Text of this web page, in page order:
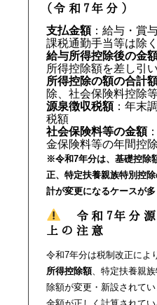
(令和7年分)
支払金額：給与・賞
課税通勤手当等は除く
給与所得控除後の金
所得控除額を差し引
所得控除の額の合計
除、社会保険料控除
源泉徴収税額：年末
税額
社会保険料等の金額
金保険料等の年間控
※令和7年分は、基礎控除
正、特定扶養親族特別控
計が変更になるケースが
令和7年分源
上の注意
令和7年分は税制改正によ
所得控除額、特定扶養親
除額が変更・新設されて